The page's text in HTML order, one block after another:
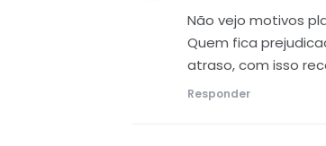
Não vejo motivos
Quem fica
atraso, com isso
Responder